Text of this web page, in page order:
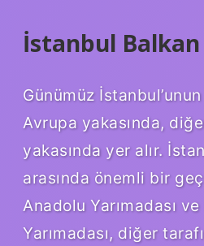
İstanbul
Günümüz
Avrupa yakasında,
yakasında yer alır.
arasında önemli bir
Anadolu Yarımadası
Yarımadası, diğer